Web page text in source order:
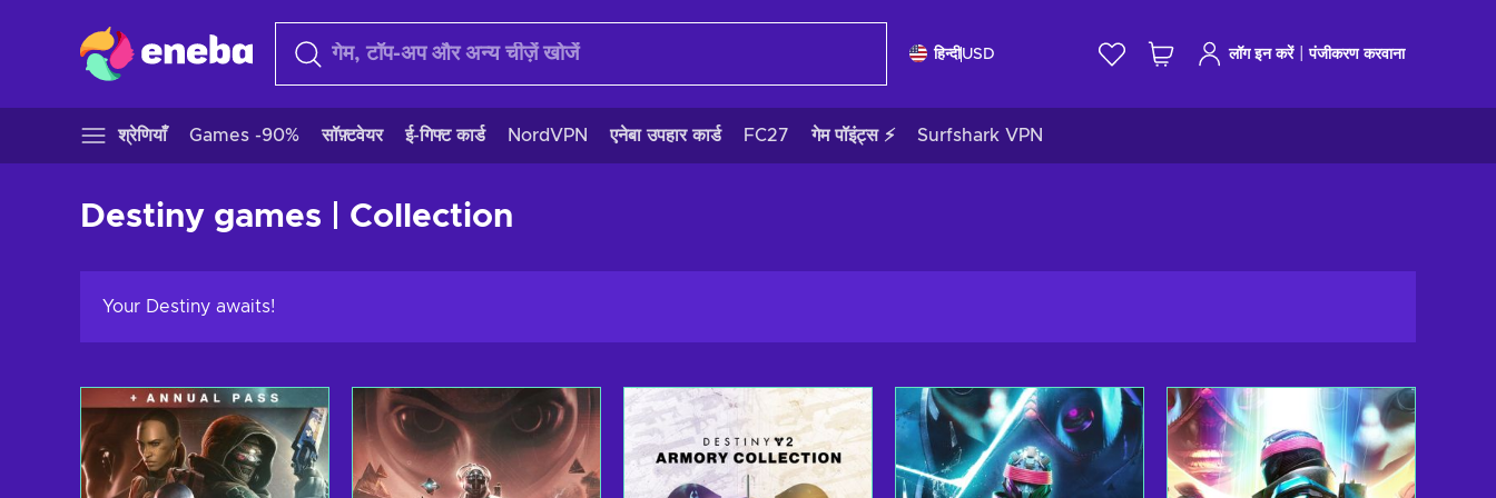
हिन्दीUSD लॉग इन करें|पंजीकरण करवाना
श्रेणियाँ Games -90% सॉफ़्टवेयर ई-गिफ्ट कार्ड NordVPN एनेबा उपहार कार्ड FC27 गेम पॉइंट्स ⚡ Surfshark VPN
Destiny games | Collection
Your Destiny awaits!